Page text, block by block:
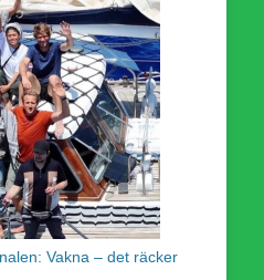
Vakna – det räcker